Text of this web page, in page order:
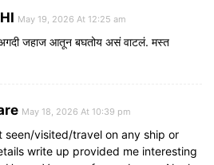
May 19, 2026 At 12:25 am
जहाज आतून बघतोय असं वाटलं. मस्त
May 18, 2026 At 10:39 pm
seen/visited/travel on any ship or
write up provided me interesting